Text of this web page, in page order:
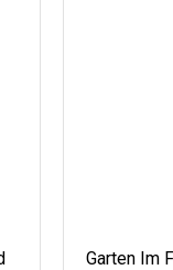
Garten Im